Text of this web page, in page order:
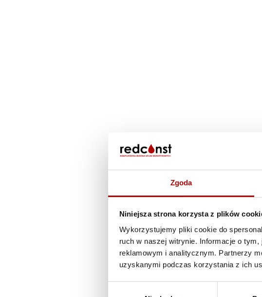
Zgoda
Niniejsza strona korzysta z plików
Wykorzystujemy pliki cookie do
ruch w naszej witrynie. Informacje o
reklamowym i analitycznym. Partnerzy
uzyskanymi podczas korzystania z ich